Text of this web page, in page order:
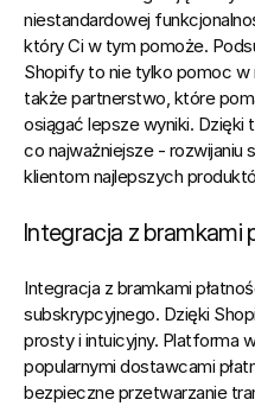
niestandardowej
który Ci w tym pomoże.
Shopify to nie tylko pomoc w
także partnerstwo, które
osiągać lepsze wyniki. Dzięki
co najważniejsze - rozwijaniu
klientom najlepszych
Integracja z bramkami
Integracja z bramkami
subskrypcyjnego. Dzięki
prosty i intuicyjny. Platforma
popularnymi dostawcami
bezpieczne przetwarzanie